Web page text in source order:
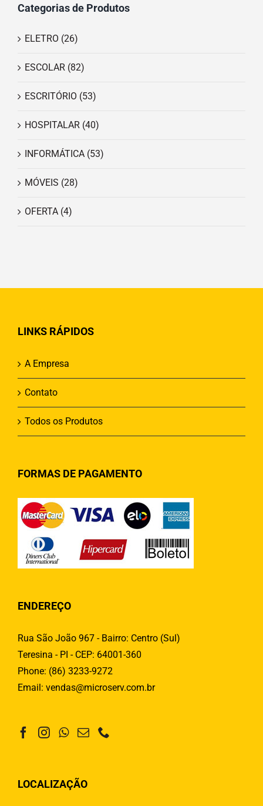
Categorias de Produtos
ELETRO (26)
ESCOLAR (82)
ESCRITÓRIO (53)
HOSPITALAR (40)
INFORMÁTICA (53)
MÓVEIS (28)
OFERTA (4)
LINKS RÁPIDOS
A Empresa
Contato
Todos os Produtos
FORMAS DE PAGAMENTO
ENDEREÇO
Rua São João 967 - Bairro: Centro (Sul)
Teresina - PI - CEP: 64001-360
Phone: (86) 3233-9272
Email: vendas@microserv.com.br
LOCALIZAÇÃO